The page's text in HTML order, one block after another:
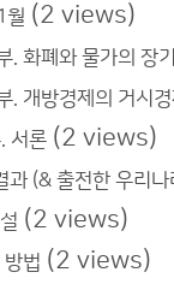
월 (2 views)
화폐와 물가의 장
. 개방경제의 거시
서론 (2 views)
(& 출전한 우리나
(2 views)
법 (2 views)